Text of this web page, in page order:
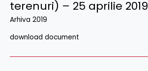
terenuri) – 25 aprilie 2019
Arhiva 2019
download document